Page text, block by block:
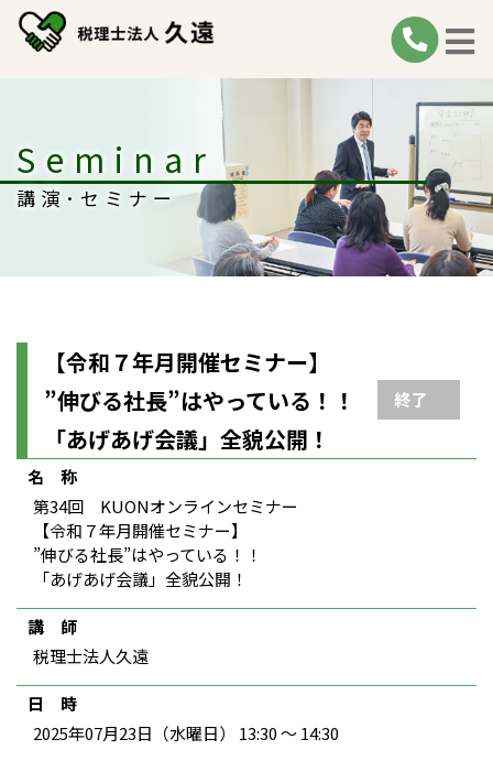
Seminar
講演･セミナー
【令和７年月開催セミナー】
”伸びる社長”はやっている！！
「あげあげ会議」全貌公開！
終了
名 称
第34回 KUONオンラインセミナー
【令和７年月開催セミナー】
”伸びる社長”はやっている！！
「あげあげ会議」全貌公開！
講 師
税理士法人久遠
日 時
2025年07月23日（水曜日） 13:30 ～ 14:30